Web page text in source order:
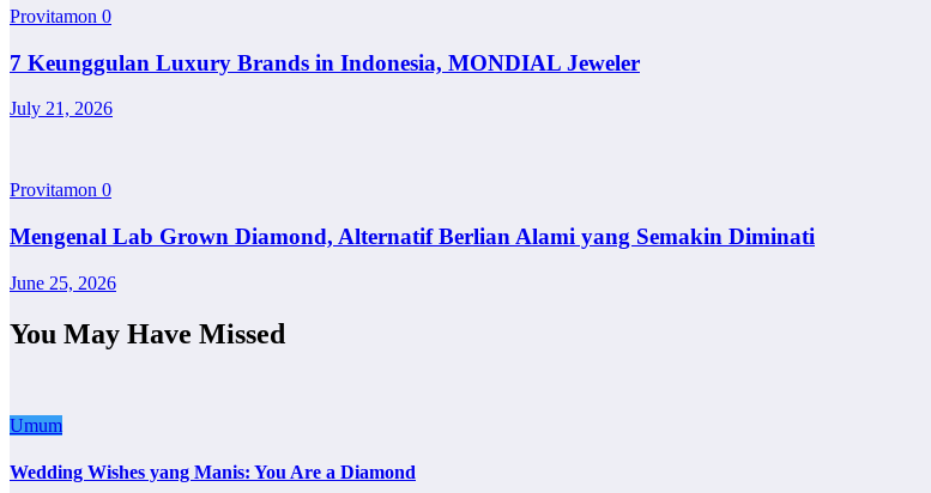
Provitamon 0
7 Keunggulan Luxury Brands in Indonesia, MONDIAL Jeweler
July 21, 2026
Provitamon 0
Mengenal Lab Grown Diamond, Alternatif Berlian Alami yang Semakin Diminati
June 25, 2026
You May Have Missed
Umum
Wedding Wishes yang Manis: You Are a Diamond